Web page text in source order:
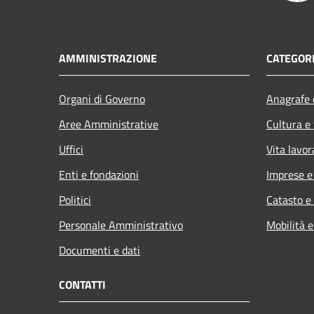
AMMINISTRAZIONE
Organi di Governo
Aree Amministrative
Uffici
Enti e fondazioni
Politici
Personale Amministrativo
Documenti e dati
Cultura
Vita
Imprese
Catasto
Mobilità
CONTATTI